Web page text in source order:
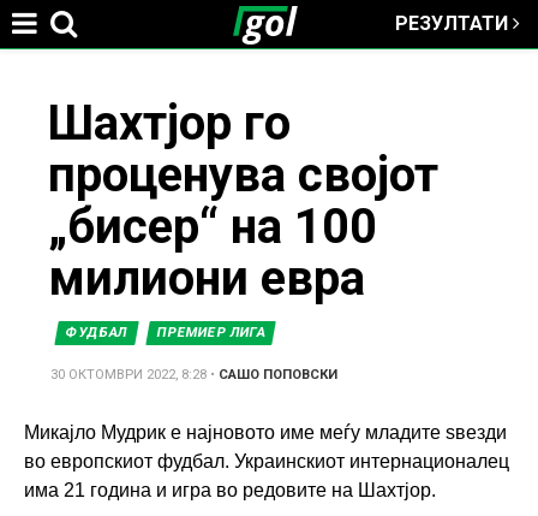
РЕЗУЛТАТИ
Шахтјор го
проценува својот
„бисер“ на 100
милиони евра
ФУДБАЛ ПРЕМИЕР ЛИГА
30 ОКТОМВРИ 2022, 8:28 • САШО ПОПОВСКИ
Микајло Мудрик е најновото име меѓу младите ѕвезди
во европскиот фудбал. Украинскиот интернационалец
има 21 година и игра во редовите на Шахтјор.